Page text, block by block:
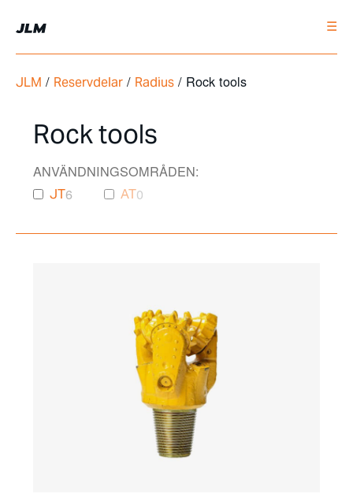
☰
JLM / Reservdelar/ Radius/ Rock tools
Rock tools
ANVÄNDNINGSOMRÅDEN:
JT6 AT0